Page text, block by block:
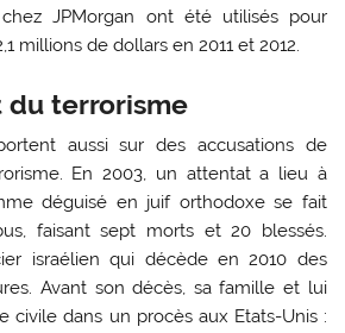
JPMorgan ont été utilisés pour
millions de dollars en 2011 et 2012.
du terrorisme
aussi sur des accusations de
En 2003, un attentat a lieu à
déguisé en juif orthodoxe se fait
faisant sept morts et 20 blessés.
israélien qui décède en 2010 des
Avant son décès, sa famille et lui
civile dans un procès aux Etats-Unis :